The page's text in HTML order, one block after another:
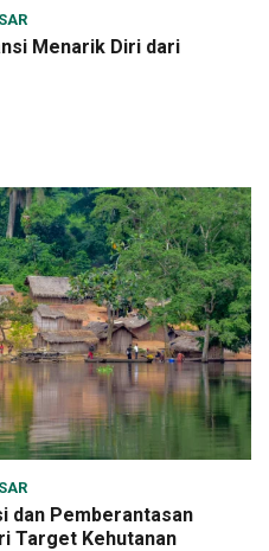
Menarik Diri dari
dan Pemberantasan
Target Kehutanan